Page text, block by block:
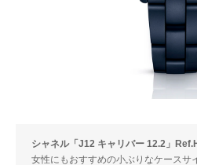
シャネル「J12 キャリバー 12.2」
女性にもおすすめの小ぶりなケースサ